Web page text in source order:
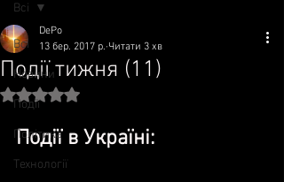
Всі
Новини
Події
Політика
Технології
Всі
Події тижня (11)
DePo
13 бер. 2017 р. Читати 3 хв
Оцінка: NaN з 5 зірок.
Події в Ук​раїні: